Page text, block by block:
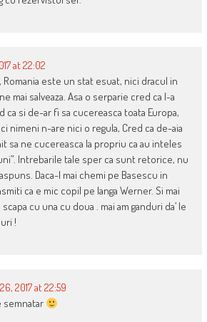
at 22:02
Romania este un stat esuat, nici dracul in
mai salveaza. Asa o serparie cred ca l-a
ca si de-ar fi sa cucereasca toata Europa,
nimeni n-are nici o regula, Cred ca de-aia
sa ne cucereasca la propriu ca au inteles
Intrebarile tale sper ca sunt retorice, nu
Daca-l mai chemi pe Basescu in
ca e mic copil pe langa Werner. Si mai
cu una cu doua . mai am ganduri da’ le
!
2017 at 22:59
semnatar